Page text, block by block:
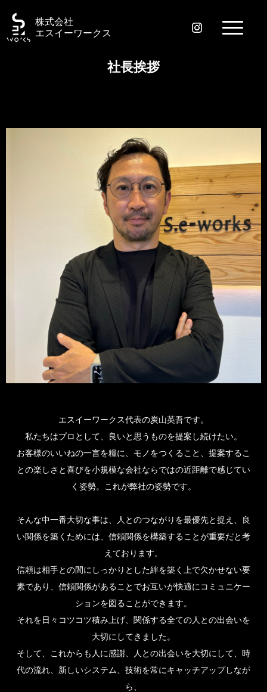
株式会社
エスイーワークス
社長挨拶
エスイーワークス代表の炭山英吾です。
私たちはプロとして、良いと思うものを提案し続けたい。
お客様のいいねの一言を糧に、モノをつくること、提案するこ
との楽しさと喜びを小規模な会社ならではの近距離で感じてい
く姿勢。これが弊社の姿勢です。
そんな中一番大切な事は、人とのつながりを最優先と捉え、良
い関係を築くためには、信頼関係を構築することが重要だと考
えております。
信頼は相手との間にしっかりとした絆を築く上で欠かせない要
素であり、信頼関係があることでお互いが快適にコミュニケー
ションを図ることができます。
それを日々コツコツ積み上げ、関係する全ての人との出会いを
大切にしてきました。
そして、これからも人に感謝、人との出会いを大切にして、時
代の流れ、新しいシステム、技術を常にキャッチアップしなが
ら、